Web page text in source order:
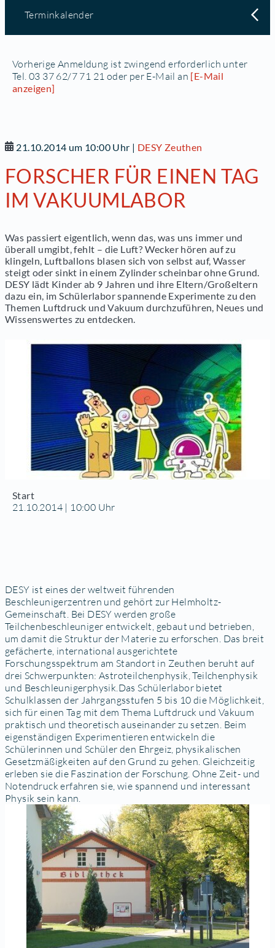
Terminkalender
Vorherige Anmeldung ist zwingend erforderlich unter
Tel. 03 37 62/7 71 21 oder per E-Mail an [E-Mail
anzeigen]
21.10.2014 um 10:00 Uhr | DESY Zeuthen
FORSCHER FÜR EINEN TAG
IM VAKUUMLABOR
Was passiert eigentlich, wenn das, was uns immer und
überall umgibt, fehlt – die Luft? Wecker hören auf zu
klingeln, Luftballons blasen sich von selbst auf, Wasser
steigt oder sinkt in einem Zylinder scheinbar ohne Grund.
DESY lädt Kinder ab 9 Jahren und ihre Eltern/Großeltern
dazu ein, im Schülerlabor spannende Experimente zu den
Themen Luftdruck und Vakuum durchzuführen, Neues und
Wissenswertes zu entdecken.
Start
21.10.2014 | 10:00 Uhr
DESY ist eines der weltweit führenden
Beschleunigerzentren und gehört zur Helmholtz-
Gemeinschaft. Bei DESY werden große
Teilchenbeschleuniger entwickelt, gebaut und betrieben,
um damit die Struktur der Materie zu erforschen. Das breit
gefächerte, international ausgerichtete
Forschungsspektrum am Standort in Zeuthen beruht auf
drei Schwerpunkten: Astroteilchenphysik, Teilchenphysik
und Beschleunigerphysik.Das Schülerlabor bietet
Schulklassen der Jahrgangsstufen 5 bis 10 die Möglichkeit,
sich für einen Tag mit dem Thema Luftdruck und Vakuum
praktisch und theoretisch auseinander zu setzen. Beim
eigenständigen Experimentieren entwickeln die
Schülerinnen und Schüler den Ehrgeiz, physikalischen
Gesetzmäßigkeiten auf den Grund zu gehen. Gleichzeitig
erleben sie die Faszination der Forschung. Ohne Zeit- und
Notendruck erfahren sie, wie spannend und interessant
Physik sein kann.